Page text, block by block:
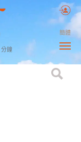
分鐘
簡體